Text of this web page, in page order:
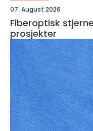
07. August 2026
Fiberoptisk
prosjekter